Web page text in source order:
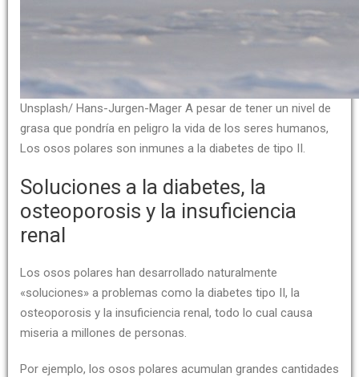
Unsplash/ Hans-Jurgen-Mager A pesar de tener un nivel de
grasa que pondría en peligro la vida de los seres humanos,
Los osos polares son inmunes a la diabetes de tipo II.
Soluciones a la diabetes, la
osteoporosis y la insuficiencia
renal
Los osos polares han desarrollado naturalmente
«soluciones» a problemas como la diabetes tipo II, la
osteoporosis y la insuficiencia renal, todo lo cual causa
miseria a millones de personas.
Por ejemplo, los osos polares acumulan grandes cantidades